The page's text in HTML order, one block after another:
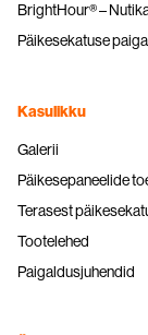
BrightHour® –
Päikesekatuse
Kasulikku
Galerii
Päikesepaneelide
Terasest
Tootelehed
Paigaldusjuhendid